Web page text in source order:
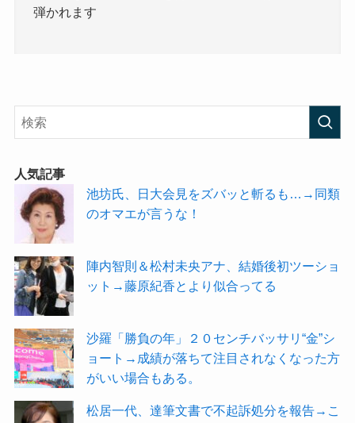
弾かれます
人気記事
池坊氏、日大会見をズバッと斬るも…→同類
のオマエが言うな！
陣内智則＆松村未央アナ、結婚後初ツーショ
ット→藤原紀香とより似合ってる
沙羅「勝負の年」２０センチバッサリ“金”シ
ョート→成績が落ちて注目されなくなった方
がいい場合もある。
松居一代、達筆文書で不起訴処分を報告→こ